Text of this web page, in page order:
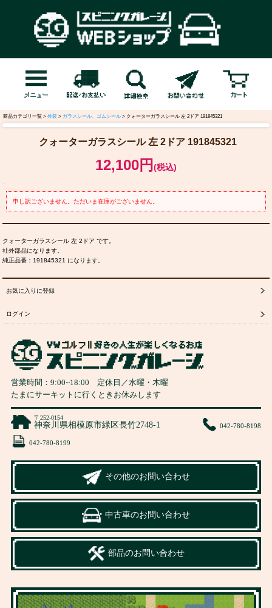
商品カテゴリ一覧 > 外装 > ガラスシール、ゴムシール > クォーターガラスシール 左 2ドア 191845321
クォーターガラスシール 左 2ドア 191845321
12,100円 (税込)
申し訳ございません。ただいま在庫がございません。
クォーターガラスシール 左 2ドア です。
社外部品になります。
純正品番：191845321 になります。
お気に入りに登録
ログイン
営業時間： 9:00~18:00 定休日／水曜・木曜
たまにサーキットに行くときお休みします
〒252-0154
神奈川県相模原市緑区長竹2748-1 042-780-8198
042-780-8199
その他のお問い合わせ
中古車のお問い合わせ
部品のお問い合わせ